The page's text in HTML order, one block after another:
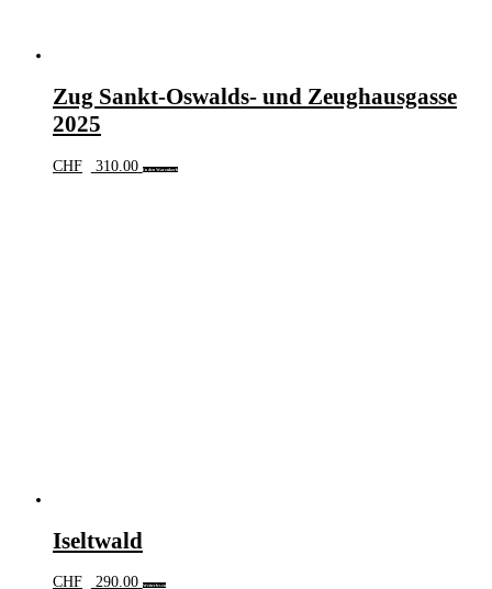
Zug Sankt-Oswalds- und Zeughausgasse
2025
CHF 310.00 In den Warenkorb
Iseltwald
CHF 290.00 Weiterlesen